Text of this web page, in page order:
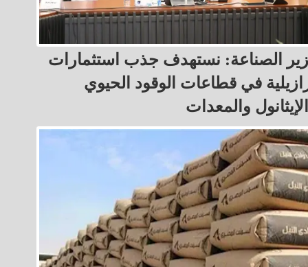
الصناعة: نستهدف جذب استثمارات
في قطاعات الوقود الحيوي
والمعدات